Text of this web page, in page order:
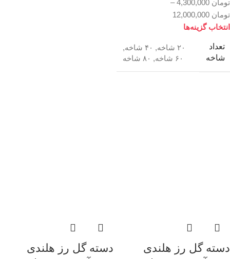
تومان
–
تومان
انتخاب گزینه‌ها
تعداد
شاخه
۲۰ شاخه , ۴۰ شاخه
,
۶۰ شاخه
, ۸۰ شاخه
دسته گل رز هلندی
دسته گل رز هلندی